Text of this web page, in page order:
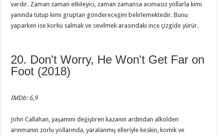
vardır. Zaman zaman etkileyici, zaman zamansa acımasız yollarla kimi
yanında tutup kimi gruptan göndereceğini belirlemektedir. Bunu
yaparken ise korku salmak ve sevilmek arasındaki ince çizgide yürür.
20. Don't Worry, He Won't Get Far on
Foot (2018)
IMDb: 6,9
John Callahan, yaşamını değiştiren kazanın ardından alkolden
arınmanın zorlu yollarında, yaralanmış elleriyle keskin, komik ve